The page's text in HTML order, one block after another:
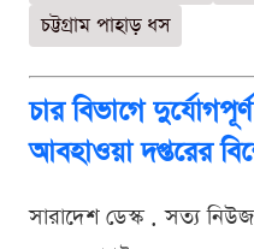
চট্টগ্রাম পাহাড় ধস
চার বিভাগে
আবহাওয়া দপ্তরের
সারাদেশ ডেস্ক . সত্য নিউজ